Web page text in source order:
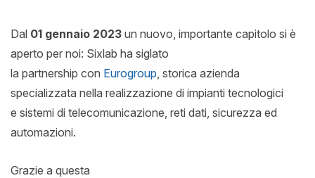
Dal 01 gennaio 2023 un nuovo, importante capitolo si è
aperto per noi: Sixlab ha siglato
la partnership con Eurogroup , storica azienda
specializzata nella realizzazione di impianti tecnologici
e sistemi di telecomunicazione, reti dati, sicurezza ed
automazioni.​
Grazie a questa